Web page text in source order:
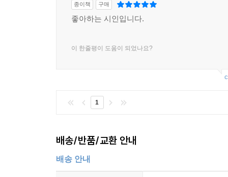
종이책 구매
좋아하는 시인입니다.
이 한줄평이 도움이 되었나요?
1
배송/반품/교환 안내
배송 안내